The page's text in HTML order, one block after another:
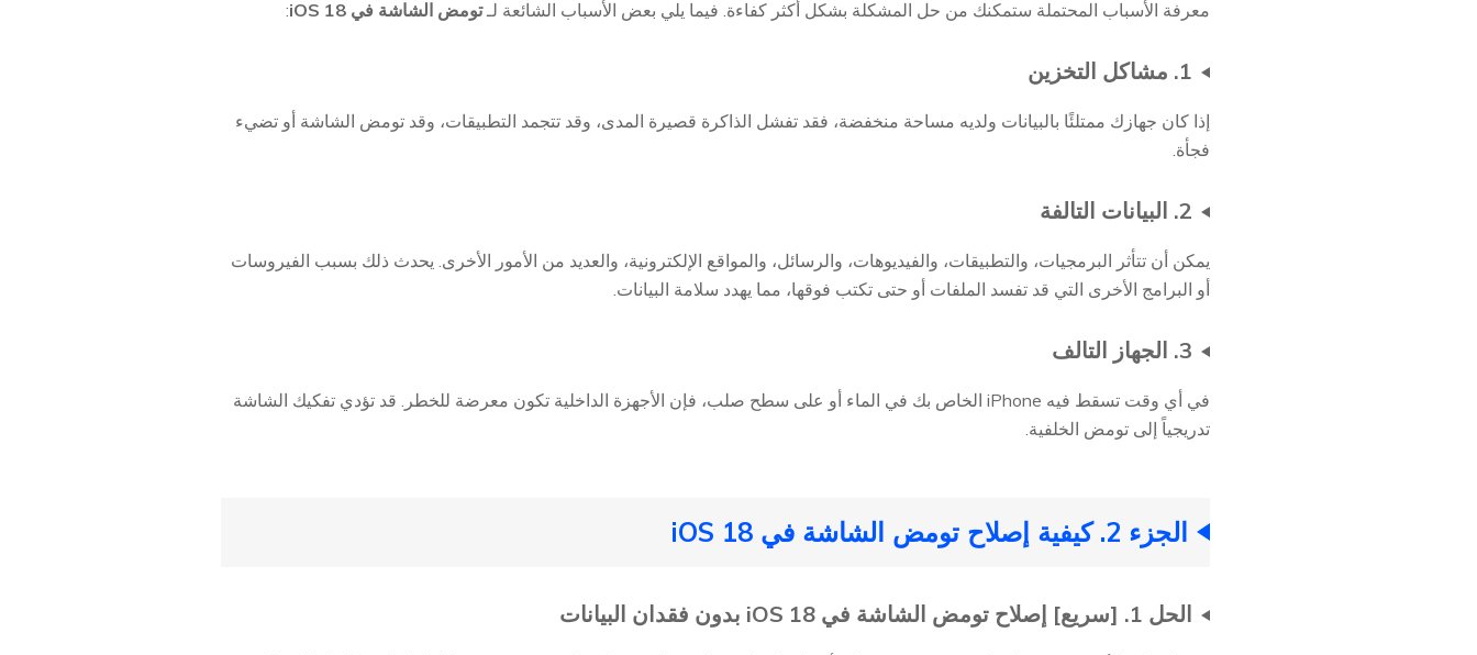
معرفة الأسباب المحتملة ستمكنك من حل المشكلة بشكل أكثر كفاءة. فيما يلي بعض الأسباب الشائعة لـتومض الشاشة في iOS 18 :
1. مشاكل التخزين
إذا كان جهازك ممتلئًا بالبيانات ولديه مساحة منخفضة، فقد تفشل الذاكرة قصيرة المدى، وقد تتجمد التطبيقات، وقد تومض الشاشة أو تضيء
فجأة.
2. البيانات التالفة
يمكن أن تتأثر البرمجيات، والتطبيقات، والفيديوهات، والرسائل، والمواقع الإلكترونية، والعديد من الأمور الأخرى. يحدث ذلك بسبب الفيروسات
أو البرامج الأخرى التي قد تفسد الملفات أو حتى تكتب فوقها، مما يهدد سلامة البيانات.
3. الجهاز التالف
في أي وقت تسقط فيه iPhone الخاص بك في الماء أو على سطح صلب، فإن الأجهزة الداخلية تكون معرضة للخطر. قد تؤدي تفكيك الشاشة
تدريجياً إلى تومض الخلفية.
الجزء 2. كيفية إصلاح تومض الشاشة في iOS 18
الحل 1. [سريع] إصلاح تومض الشاشة في iOS 18 بدون فقدان البيانات